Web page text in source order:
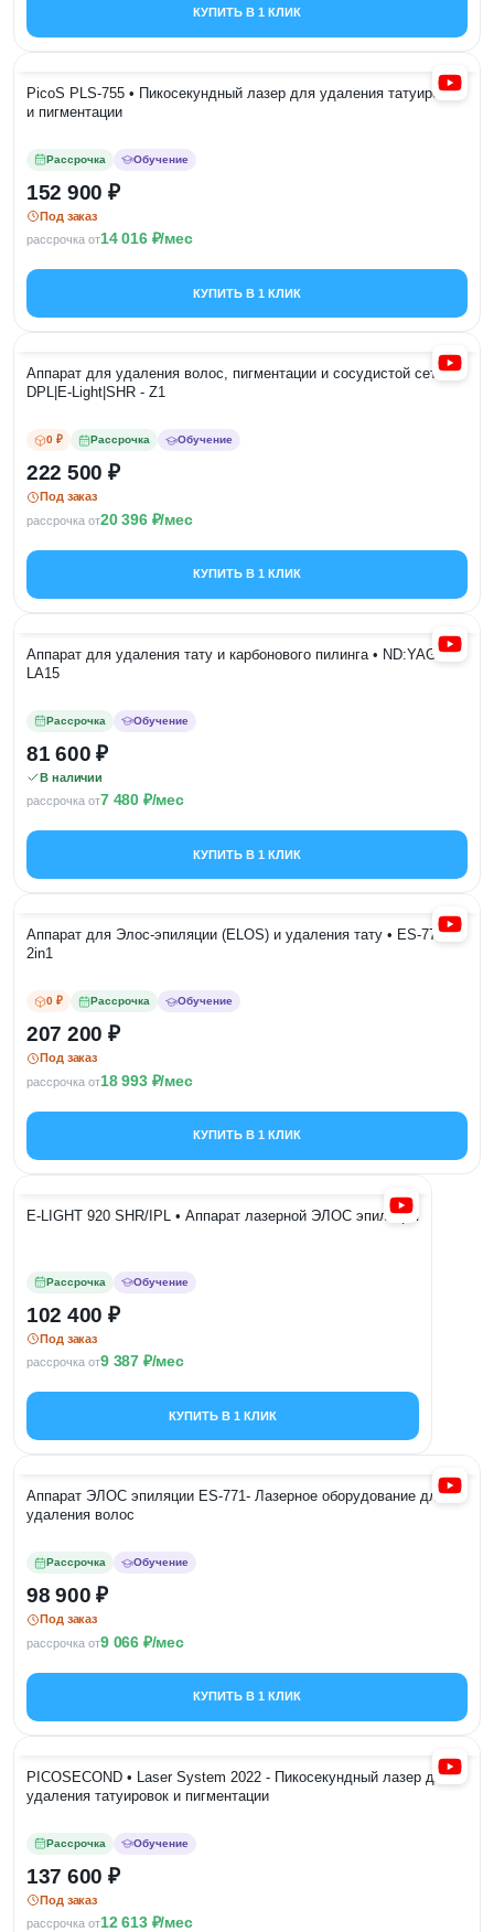
КУПИТЬ В 1 КЛИК
PicoS PLS-755 • Пикосекундный лазер для удаления татуировок
и пигментации
Рассрочка Обучение
152 900
Под заказ
рассрочка от14 016 /мес
КУПИТЬ В 1 КЛИК
Аппарат для удаления волос, пигментации и сосудистой сетки •
DPL|E-Light|SHR - Z1
0 ₽ Рассрочка Обучение
222 500
Под заказ
рассрочка от20 396 /мес
КУПИТЬ В 1 КЛИК
Аппарат для удаления тату и карбонового пилинга • ND:YAG
LA15
Рассрочка Обучение
81 600
В наличии
рассрочка от7 480 /мес
КУПИТЬ В 1 КЛИК
Аппарат для Элос-эпиляции (ELOS) и удаления тату • ES-770
2in1
0 ₽ Рассрочка Обучение
207 200
Под заказ
рассрочка от18 993 /мес
КУПИТЬ В 1 КЛИК
E-LIGHT 920 SHR/IPL • Аппарат лазерной ЭЛОС эпиляция
Рассрочка Обучение
102 400
Под заказ
рассрочка от9 387 /мес
КУПИТЬ В 1 КЛИК
Аппарат ЭЛОС эпиляции ES-771- Лазерное оборудование для
удаления волос
Рассрочка Обучение
98 900
Под заказ
рассрочка от9 066 /мес
КУПИТЬ В 1 КЛИК
PICOSECOND • Laser System 2022 - Пикосекундный лазер для
удаления татуировок и пигментации
Рассрочка Обучение
137 600
Под заказ
рассрочка от12 613 /мес